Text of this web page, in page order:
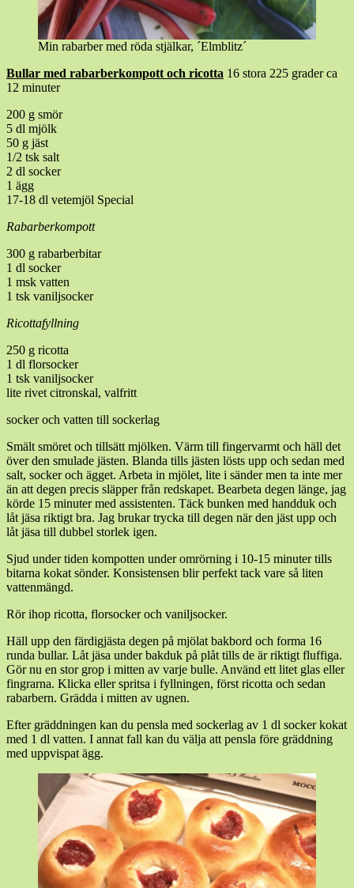
Min rabarber med röda stjälkar, ´Elmblitz´
Bullar med rabarberkompott och ricotta 16 stora 225 grader ca
12 minuter
200 g smör
5 dl mjölk
50 g jäst
1/2 tsk salt
2 dl socker
1 ägg
17-18 dl vetemjöl Special
Rabarberkompott
300 g rabarberbitar
1 dl socker
1 msk vatten
1 tsk vaniljsocker
Ricottafyllning
250 g ricotta
1 dl florsocker
1 tsk vaniljsocker
lite rivet citronskal, valfritt
socker och vatten till sockerlag
Smält smöret och tillsätt mjölken. Värm till fingervarmt och häll det
över den smulade jästen. Blanda tills jästen lösts upp och sedan med
salt, socker och ägget. Arbeta in mjölet, lite i sänder men ta inte mer
än att degen precis släpper från redskapet. Bearbeta degen länge, jag
körde 15 minuter med assistenten. Täck bunken med handduk och
låt jäsa riktigt bra. Jag brukar trycka till degen när den jäst upp och
låt jäsa till dubbel storlek igen.
Sjud under tiden kompotten under omrörning i 10-15 minuter tills
bitarna kokat sönder. Konsistensen blir perfekt tack vare så liten
vattenmängd.
Rör ihop ricotta, florsocker och vaniljsocker.
Häll upp den färdigjästa degen på mjölat bakbord och forma 16
runda bullar. Låt jäsa under bakduk på plåt tills de är riktigt fluffiga.
Gör nu en stor grop i mitten av varje bulle. Använd ett litet glas eller
fingrarna. Klicka eller spritsa i fyllningen, först ricotta och sedan
rabarbern. Grädda i mitten av ugnen.
Efter gräddningen kan du pensla med sockerlag av 1 dl socker kokat
med 1 dl vatten. I annat fall kan du välja att pensla före gräddning
med uppvispat ägg.